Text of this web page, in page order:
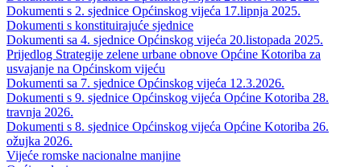
Dokumenti s 2. sjednice Općinskog vijeća 17.lipnja 2025.
Dokumenti s konstituirajuće sjednice
Dokumenti sa 4. sjednice Općinskog vijeća 20.listopada 2025.
Prijedlog Strategije zelene urbane obnove Općine Kotoriba za
usvajanje na Općinskom vijeću
Dokumenti sa 7. sjednice Općinskog vijeća 12.3.2026.
Dokumenti s 9. sjednice Općinskog vijeća Općine Kotoriba 28.
travnja 2026.
Dokumenti s 8. sjednice Općinskog vijeća Općine Kotoriba 26.
ožujka 2026.
Vijeće romske nacionalne manjine